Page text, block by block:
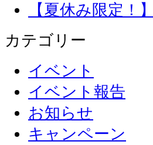
【夏休み限定！
カテゴリー
イベント
イベント報告
お知らせ
キャンペーン